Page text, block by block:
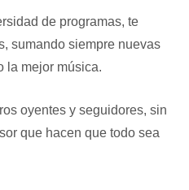
de programas, te
sumando siempre nuevas
la mejor música.
oyentes y seguidores, sin
que hacen que todo sea